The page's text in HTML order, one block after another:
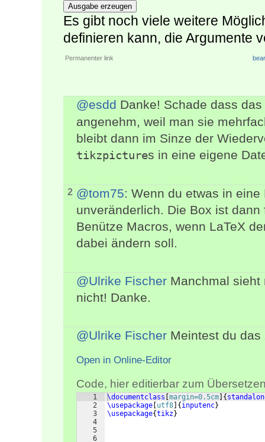
Ausgabe erzeugen
Es gibt noch viele weitere
definieren kann, die Argumente
Permanenter link
@esdd Danke! Schade dass
angenehm, weil man sie
bleibt dann im Sinze der
tikzpictures in eine eigene
2 @tom75: Wenn du etwas in
unveränderlich. Die Box ist
Benütze Macros, wenn LaTeX
dabei ändern soll.
@Ulrike Fischer Manchmal sieht
nicht! Danke.
@Ulrike Fischer Meintest du
Open in Online-Editor
Code, hier editierbar zum
1
2
3
4
5
6
\documentclass margin=0.5cm {
\usepackage utf8 { inputenc}
\usepackage{tikz}